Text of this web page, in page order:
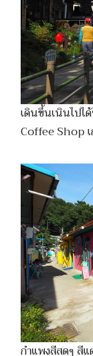
เดินขึ้นเนินไปไ
Coffee Shop
กำแพงสีสดๆ สี